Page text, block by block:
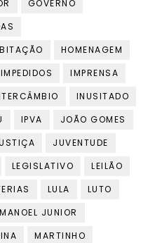
GOVERNO
HOMENAGEM
IMPEDIDOS
IMPRENSA
INUSITADO
IPVA
JOÃO GOMES
JUVENTUDE
LEGISLATIVO
LEILÃO
LULA
LUTO
MANOEL JUNIOR
MARTINHO